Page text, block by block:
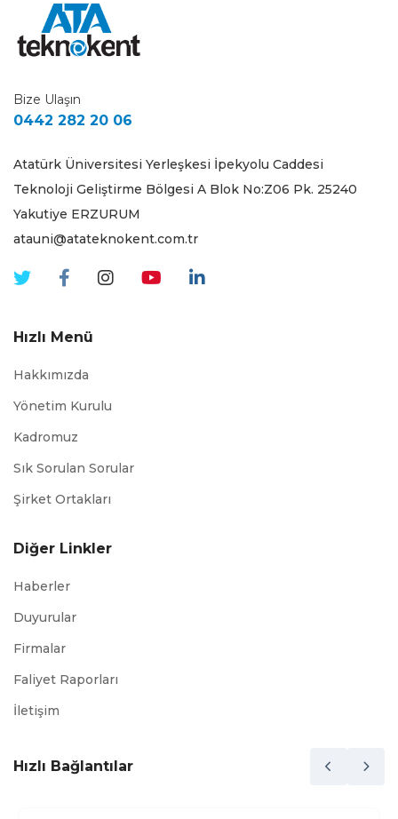
Bize Ulaşın
0442 282 20 06
Atatürk Üniversitesi Yerleşkesi İpekyolu Caddesi
Teknoloji Geliştirme Bölgesi A Blok No:Z06 Pk. 25240
Yakutiye ERZURUM
atauni@atateknokent.com.tr
Hızlı Menü
Hakkımızda
Yönetim Kurulu
Kadromuz
Sık Sorulan Sorular
Şirket Ortakları
Diğer Linkler
Haberler
Duyurular
Firmalar
Faliyet Raporları
İletişim
Hızlı Bağlantılar